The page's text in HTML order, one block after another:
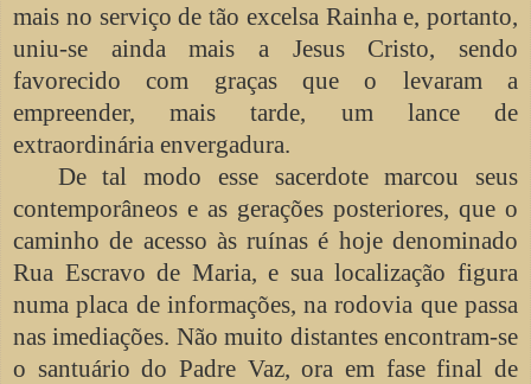
mais no serviço de tão excelsa Rainha e, portanto,
uniu-se ainda mais a Jesus Cristo, sendo
favorecido com graças que o levaram a
empreender, mais tarde, um lance de
extraordinária envergadura.
De tal modo esse sacerdote marcou seus
contemporâneos e as gerações posteriores, que o
caminho de acesso às ruínas é hoje denominado
Rua Escravo de Maria, e sua localização figura
numa placa de informações, na rodovia que passa
nas imediações. Não muito distantes encontram-se
o santuário do Padre Vaz, ora em fase final de